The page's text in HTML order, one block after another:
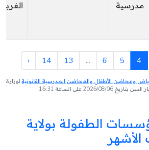
مدرسية
4
5
6
...
13
14
›
ومحاضن الأطفال والمحاضن المدرسية القانونية لوزارة
08/06 على الساعة 16:31
الطفولة بولاية